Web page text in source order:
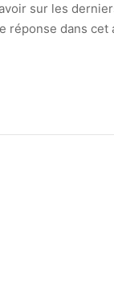
sur les
réponse dans cet